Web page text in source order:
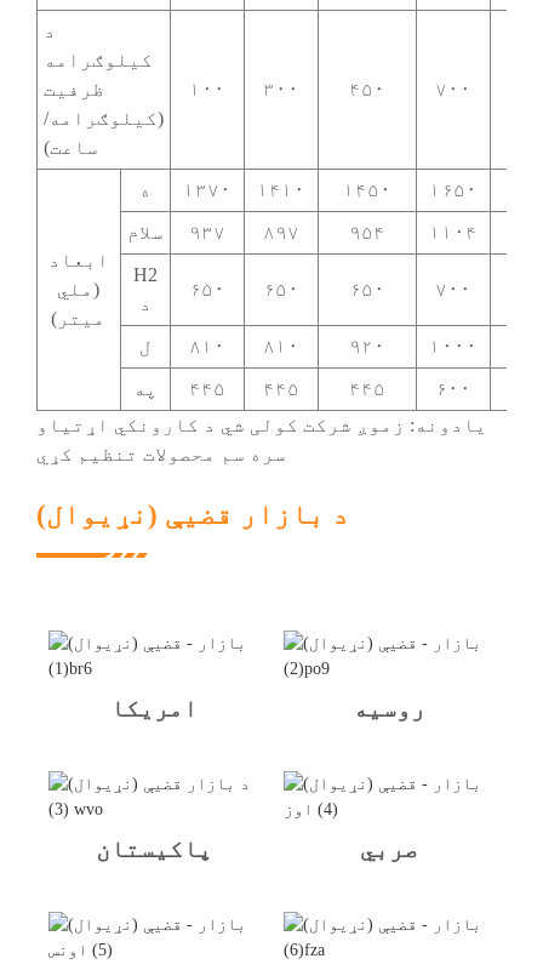
د
کیلوګرامه
ظرفیت
(کیلوګرامه/
ساعت)
۱۰۰ ۳۰۰ ۴۵۰ ۷۰۰
ابعاد
(ملي
میتر)
ه ۱۳۷۰ ۱۴۱۰ ۱۴۵۰ ۱۶۵۰
سلام ۹۳۷ ۸۹۷ ۹۵۴ ۱۱۰۴
H2
د
۶۵۰ ۶۵۰ ۶۵۰ ۷۰۰
ل ۸۱۰ ۸۱۰ ۹۲۰ ۱۰۰۰
په ۴۴۵ ۴۴۵ ۴۴۵ ۶۰۰
یادونه: زموږ شرکت کولی شي د کارونکي اړتیاو
سره سم محصولات تنظیم کړي
د بازار قضیې (نړیوال)
امریکا روسیه
پاکیستان صربي